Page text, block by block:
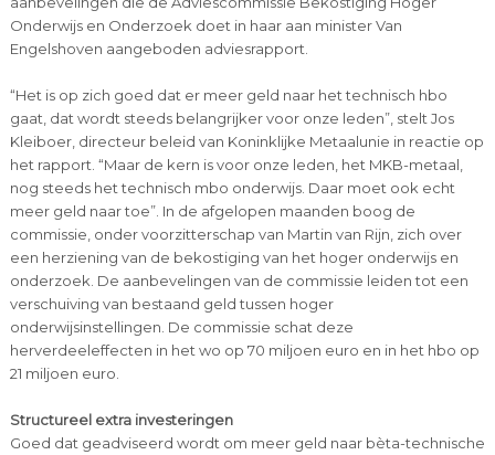
Onderwijs en Onderzoek doet in haar aan minister Van
Engelshoven aangeboden adviesrapport.
“Het is op zich goed dat er meer geld naar het technisch hbo
gaat, dat wordt steeds belangrijker voor onze leden”, stelt Jos
Kleiboer, directeur beleid van Koninklijke Metaalunie in reactie op
het rapport. “Maar de kern is voor onze leden, het MKB-metaal,
nog steeds het technisch mbo onderwijs. Daar moet ook echt
meer geld naar toe”. In de afgelopen maanden boog de
commissie, onder voorzitterschap van Martin van Rijn, zich over
een herziening van de bekostiging van het hoger onderwijs en
onderzoek. De aanbevelingen van de commissie leiden tot een
verschuiving van bestaand geld tussen hoger
onderwijsinstellingen. De commissie schat deze
herverdeeleffecten in het wo op 70 miljoen euro en in het hbo op
21 miljoen euro.
Structureel extra investeringen
Goed dat geadviseerd wordt om meer geld naar bèta-technische